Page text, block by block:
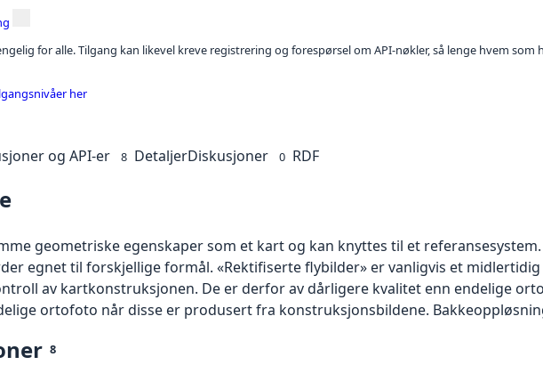
for alle. Tilgang kan likevel kreve registrering og forespørsel om API-nøkler, så lenge hvem
her
og API-er 8 DetaljerDiskusjoner 0 RDF
geometriske egenskaper som et kart og kan knyttes til et
egnet til forskjellige formål. «Rektifiserte flybilder» er vanligvis et
av kartkonstruksjonen. De er derfor av dårligere kvalitet enn endelige
ortofoto når disse er produsert fra konstruksjonsbildene.
8